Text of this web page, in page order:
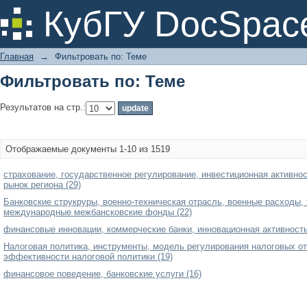
КубГУ
Фильтровать по: Теме
Главная → Фильтровать по: Теме
Фильтровать по: Теме
Результатов на стр.:
Отображаемые документы 1-10 из 1519
страхование, государственное регулирование, инвестиционная
рынок региона (29)
Банковские струкруры, военно-техническая отрасль, военные
международные межбансковские фонды (22)
финансовые инновации, коммерческие банки, инновационная
Налоговая политика, инструменты, модель регулирования налоговых
эффективности налоговой политики (19)
финансовое поведение, банковские услуги (16)